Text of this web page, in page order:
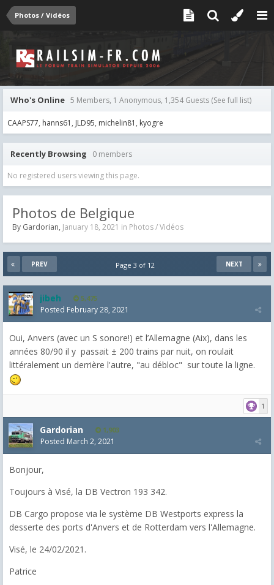
Photos / Vidéos
Who's Online 5 Members, 1 Anonymous, 1,354 Guests (See full list)
CAAPS77 hanns61 JLD95 michelin81 kyogre
Recently Browsing 0 members
No registered users viewing this page.
Photos de Belgique
By Gardorian, January 18, 2021 in Photos / Vidéos
PREV NEXT
Page 3 of 12
jibeh 5,475
Posted February 28, 2021
Oui, Anvers (avec un S sonore!) et l’Allemagne (Aix), dans les
années 80/90 il y passait ± 200 trains par nuit, on roulait
littéralement un derrière l'autre, "au débloc" sur toute la ligne.
1
Gardorian 1,903
Posted March 2, 2021
Bonjour,
Toujours à Visé, la DB Vectron 193 342.
DB Cargo propose via le système DB Westports express la
desserte des ports d'Anvers et de Rotterdam vers l'Allemagne.
Visé, le 24/02/2021.
Patrice